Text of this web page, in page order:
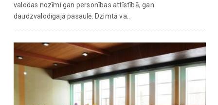
valodas nozīmi gan personības attīstībā, gan
daudzvalodīgajā pasaulē. Dzimtā va..